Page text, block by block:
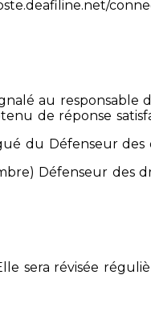
au
de réponse
du Défenseur des
Défenseur des
sera révisée